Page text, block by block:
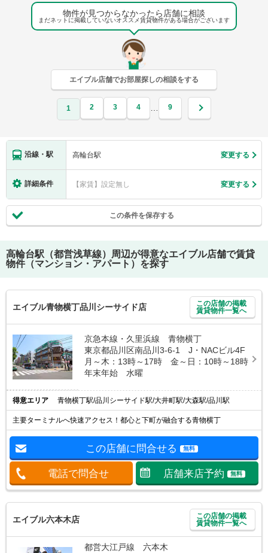
物件が見つからなかったら店舗に相談
まだネットに掲載していないオススメ賃貸物件がある場合がございます
エイブル店舗でお部屋探しの相談をする
1 2 3 4 … 9
沿線・駅 高輪台駅 変更する
詳細条件 【家賃】設定無し 変更する
この条件を保存する
高輪台駅（都営浅草線）
周辺が得意なエイブル店舗で賃貸
物件（マンション・アパート）を探す
エイブル青物横丁品川シーサイド店
この店舗の掲載
賃貸物件一覧へ
京急本線・久里浜線 青物横丁
東京都品川区南品川3-6-1 J・NACビル4F
月～木：13時～17時 金～日：10時～18時
年末年始 水曜
得意エリア 青物横丁駅/品川シーサイド駅/大井町駅/大森駅/品川駅
主要ターミナルへ快速アクセス！都心と下町が融合する青物横丁
この店舗に問合せる 無料
電話で問合せ 店舗来店予約 無料
エイブル六本木店
この店舗の掲載
賃貸物件一覧へ
都営大江戸線 六本木